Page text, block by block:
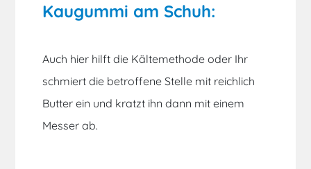
Kaugummi am Schuh:
Auch hier hilft die Kältemethode oder Ihr
schmiert die betroffene Stelle mit reichlich
Butter ein und kratzt ihn dann mit einem
Messer ab.